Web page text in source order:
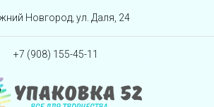
Перейти вниз
Новгород, ул. Даля, 24
+7 (908) 155-45-11